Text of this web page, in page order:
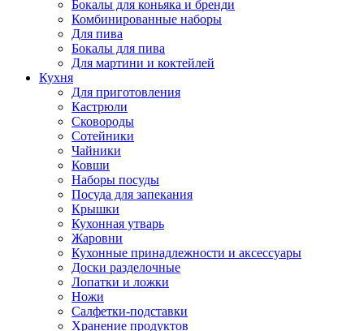
Бокалы для коньяка и бренди
Комбинированные наборы
Для пива
Бокалы для пива
Для мартини и коктейлей
Кухня
Для приготовления
Кастрюли
Сковороды
Сотейники
Чайники
Ковши
Наборы посуды
Посуда для запекания
Крышки
Кухонная утварь
Жаровни
Кухонные принадлежности и аксессуары
Доски разделочные
Лопатки и ложки
Ножи
Салфетки-подставки
Хранение продуктов